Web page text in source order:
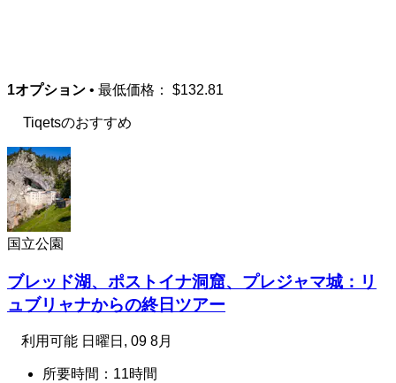
1オプション • 最低価格： $132.81
Tiqetsのおすすめ
国立公園
ブレッド湖、ポストイナ洞窟、プレジャマ城：リ
ュブリャナからの終日ツアー
利用可能 日曜日, 09 8月
所要時間：11時間